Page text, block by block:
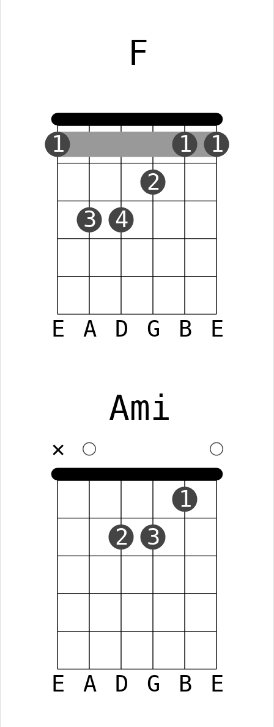
F
E A D G B E
1
3 4
2
1 1
Ami
E A D G B E
✕
2 3
1